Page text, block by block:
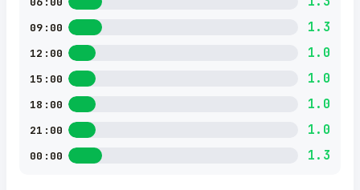
09:00 1.3
12:00 1.0
15:00 1.0
18:00 1.0
21:00 1.0
00:00 1.3